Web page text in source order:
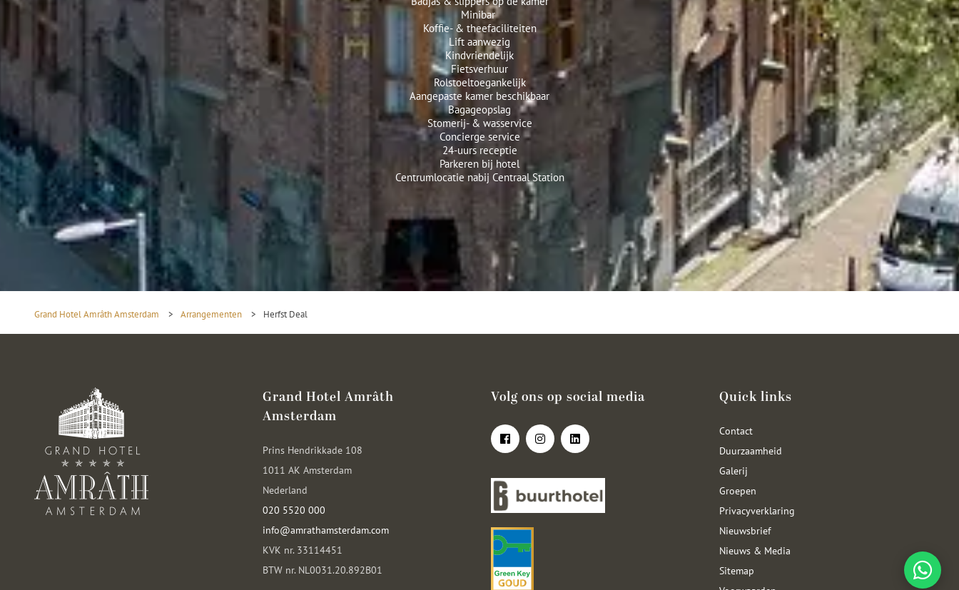
Minibar
Koffie- & theefaciliteiten
Lift aanwezig
Kindvriendelijk
Fietsverhuur
Rolstoeltoegankelijk
Aangepaste kamer beschikbaar
Bagageopslag
Stomerij- & wasservice
Concierge service
24-uurs receptie
Parkeren bij hotel
Centrumlocatie nabij Centraal Station
Grand Hotel Amrâth Amsterdam > Arrangementen > Herfst Deal
Grand Hotel Amrâth
Amsterdam
Prins Hendrikkade 108
1011 AK Amsterdam
Nederland
020 5520 000
info@amrathamsterdam.com
KVK nr. 33114451
BTW nr. NL0031.20.892B01
Volg ons op social media Quick links
Contact
Duurzaamheid
Galerij
Groepen
Privacyverklaring
Nieuwsbrief
Nieuws & Media
Sitemap